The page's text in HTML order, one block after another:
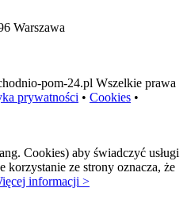
Warszawa
pom-24.pl Wszelkie prawa
prywatności • Cookies •
Cookies) aby świadczyć usługi
korzystanie ze strony oznacza, że
informacji >